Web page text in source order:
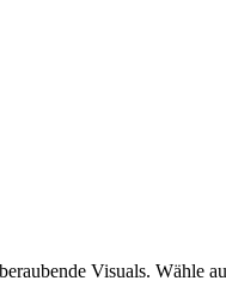
Visuals. Wähle